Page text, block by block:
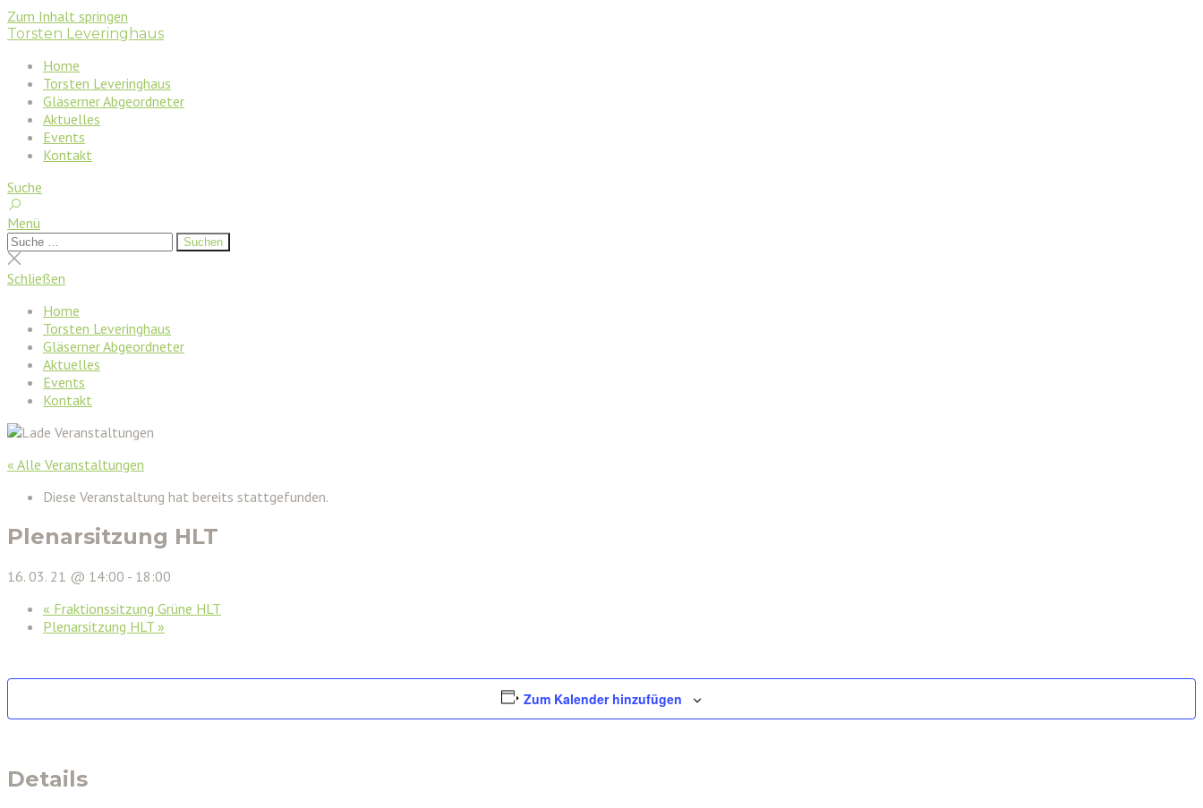
Zum Inhalt springen
Torsten Leveringhaus
Home
Torsten Leveringhaus
Gläserner Abgeordneter
Aktuelles
Events
Kontakt
Suche
Menü
Suchen
nach:
Suchen
Suche
schließen
Schließen
Home
Torsten Leveringhaus
Gläserner Abgeordneter
Aktuelles
Events
Kontakt
« Alle Veranstaltungen
Diese Veranstaltung hat bereits stattgefunden.
Plenarsitzung HLT
16. 03. 21 @ 14:00 - 18:00
« Fraktionssitzung Grüne HLT
Plenarsitzung HLT »
Zum Kalender hinzufügen
Details